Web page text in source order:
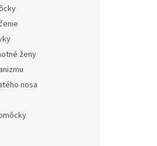
ženy
nosa